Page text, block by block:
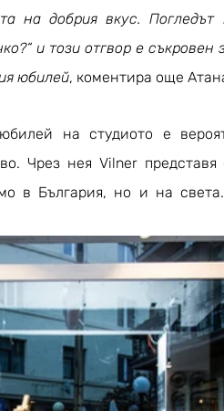
на добрия вкус. Погледът
и този отгвор е
юбилей, коментира още
на студиото е
Чрез нея Vilner представя
в България, но и на